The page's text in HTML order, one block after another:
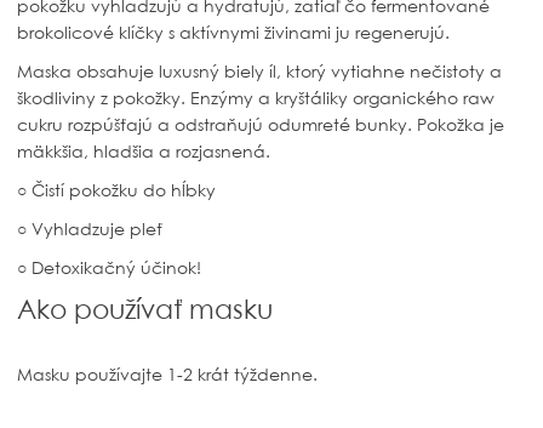
pokožku vyhladzujú a hydratujú, zatiaľ čo fermentované
brokolicové klíčky s aktívnymi živinami ju regenerujú.
Maska obsahuje luxusný biely íl, ktorý vytiahne nečistoty a
škodliviny z pokožky. Enzýmy a kryštáliky organického raw
cukru rozpúšťajú a odstraňujú odumreté bunky. Pokožka je
mäkkšia, hladšia a rozjasnená.
○ Čistí pokožku do hĺbky
○ Vyhladzuje pleť
○ Detoxikačný účinok!
Ako používať masku
Masku používajte 1-2 krát týždenne.